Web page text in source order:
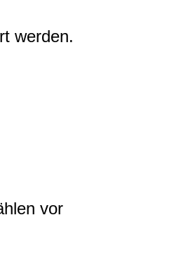
werden.
vor